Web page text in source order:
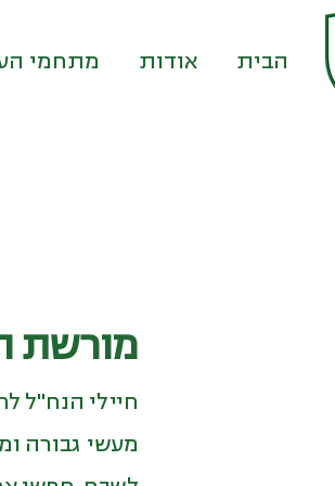
דף הבית אודות מתחמי
מורשת
חיילי הנח"ל
מעשי גבורה